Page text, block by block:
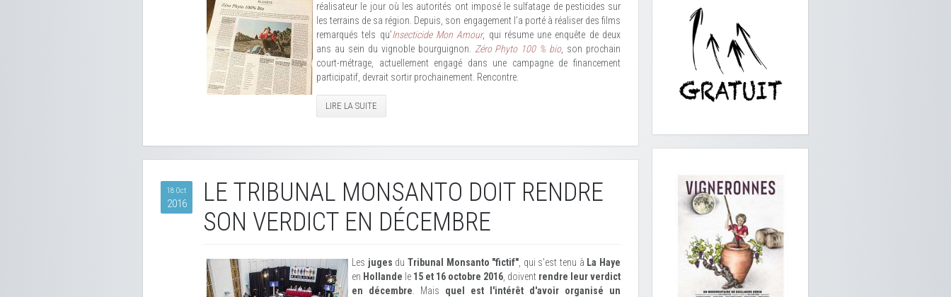
réalisateur le jour où les autorités ont imposé le sulfatage de pesticides sur
les terrains de sa région. Depuis, son engagement l’a porté à réaliser des films
remarqués tels qu’Insecticide Mon Amour, qui résume une enquête de deux
ans au sein du vignoble bourguignon. Zéro Phyto 100 % bio, son prochain
court-métrage, actuellement engagé dans une campagne de financement
participatif, devrait sortir prochainement. Rencontre.
LIRE LA SUITE
18 Oct
2016
LE TRIBUNAL MONSANTO DOIT RENDRE
SON VERDICT EN DÉCEMBRE
Les juges du Tribunal Monsanto "fictif" , qui s'est tenu à La Haye
en Hollande le 15 et 16 octobre 2016 , doivent rendre leur verdict
en décembre . Mais quel est l'intérêt d'avoir organisé un